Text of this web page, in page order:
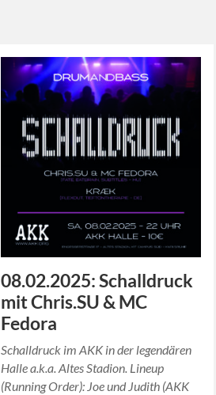
08.02.2025: Schalldruck
mit Chris.SU & MC
Fedora
Schalldruck im AKK in der legendären
Halle a.k.a. Altes Stadion. Lineup
(Running Order): Joe und Judith (AKK